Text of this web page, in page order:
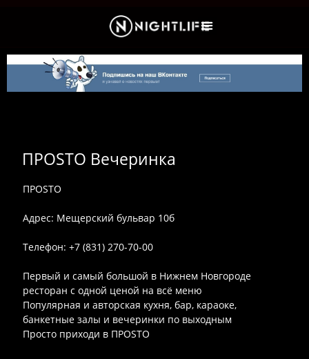
ПРОSТО Вечеринка
ПРОSТО
Адрес: Мещерский бульвар 10б
Телефон: +7 (831) 270-70-00
Первый и самый большой в Нижнем Новгороде
ресторан с одной ценой на всё меню
Популярная и авторская кухня, бар, караоке,
банкетные залы и вечеринки по выходным
Просто приходи в ПРОSТО